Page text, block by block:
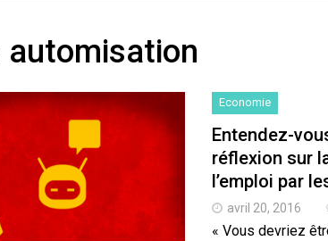
Le consultant : une lecture sociologique
Quand Mistral veut moraliser le pillage
Commentaire sur la polémique des perroquets
Les syndicats, (tout) contre l’IA
En Seine-et-Marne, le projet de Campus IA
unien »
Addendum sur les machines à laver, et
automisation
Economie
Entendez-
réflexion sur
l’emploi par
avril 20, 2016
« Vous devriez